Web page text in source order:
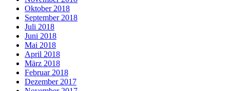
Oktober 2018
September 2018
Juli 2018
Juni 2018
Mai 2018
April 2018
März 2018
Februar 2018
Dezember 2017